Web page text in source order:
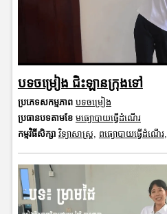
បទចម្រៀង ជិះឡានក្រុងទៅ
ប្រភេទសកម្មភាព បទចម្រៀង
ប្រធានបទតាមខែ មធ្យោបាយធ្វើដំណើរ
កម្មវិធីសិក្សា វិទ្យាសាស្រ្ត, ពធ្យោបាយធ្វើដំណើរ,